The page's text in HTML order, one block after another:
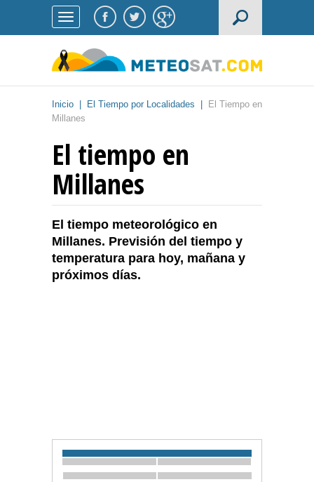
Inicio El Tiempo por Localidades
El Tiempo en
Millanes
El tiempo en
Millanes
El tiempo meteorológico en
Millanes. Previsión del tiempo y
temperatura para hoy, mañana y
próximos días.